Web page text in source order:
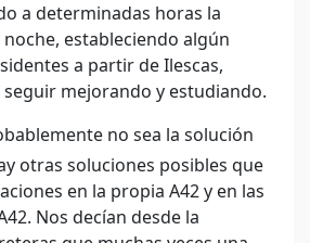
a determinadas horas la
estableciendo algún
a partir de Ilescas,
seguir mejorando y estudiando.
no sea la solución
otras soluciones posibles que
en la propia A42 y en las
Nos decían desde la